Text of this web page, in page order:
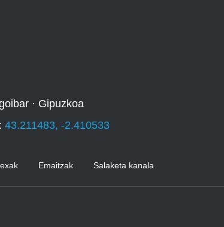
· Gipuzkoa
43.211483, -2.410533
Emaitzak Salaketa kanala